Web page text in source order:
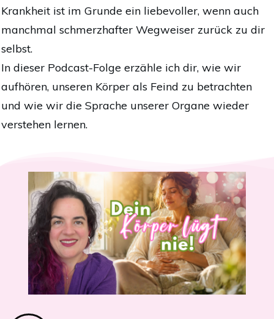
Krankheit ist im Grunde ein liebevoller, wenn auch
manchmal schmerzhafter Wegweiser zurück zu dir
selbst.
In dieser Podcast-Folge erzähle ich dir, wie wir
aufhören, unseren Körper als Feind zu betrachten
und wie wir die Sprache unserer Organe wieder
verstehen lernen.